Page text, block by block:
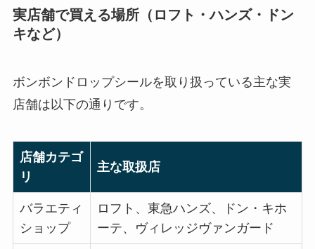
実店舗で買える場所（ロフト・ハンズ・ドン
キなど）
ボンボンドロップシールを取り扱っている主な実
店舗は以下の通りです。
店舗カテゴ
リ
主な取扱店
バラエティ
ショップ
ロフト、東急ハンズ、ドン・キホ
ーテ、ヴィレッジヴァンガード